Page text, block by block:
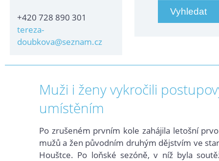
+420 728 890 301
tereza-
doubkova@seznam.cz
Muži i ženy vykročili
umístěním
Po zrušeném prvním kole zahájila letošní
mužů a žen původním druhým dějstvím ve
Houštce. Po loňské sezóně, v níž byla